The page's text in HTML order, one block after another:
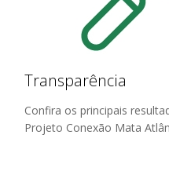
Transparência
Confira os principais
Projeto Conexão Mata